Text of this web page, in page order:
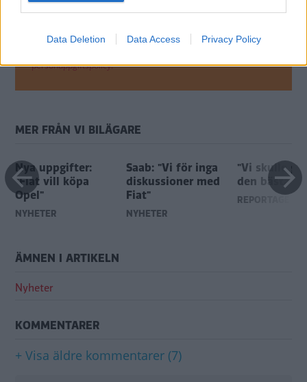
Data Deletion Data Access Privacy Policy
personuppgiftspolicy.
MER FRÅN VI BILÄGARE
Nya uppgifter:
"Fiat vill köpa
Opel"
NYHETER
Saab: "Vi för inga
diskussioner med
Fiat"
NYHETER
"Vi skulle
den bästa
REPORTAGE
ÄMNEN I ARTIKELN
Nyheter
KOMMENTARER
+ Visa äldre kommentarer (7)